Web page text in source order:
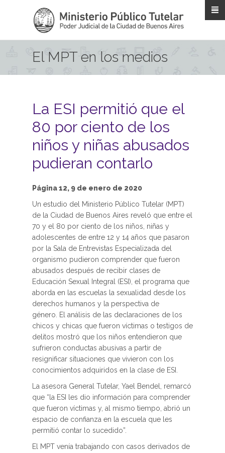
El MPT en los medios
La ESI permitió que el
80 por ciento de los
niños y niñas abusados
pudieran contarlo
Página 12, 9 de enero de 2020
Un estudio del Ministerio Público Tutelar (MPT)
de la Ciudad de Buenos Aires reveló que entre el
70 y el 80 por ciento de los niños, niñas y
adolescentes de entre 12 y 14 años que pasaron
por la Sala de Entrevistas Especializada del
organismo pudieron comprender que fueron
abusados después de recibir clases de
Educación Sexual Integral (ESI), el programa que
aborda en las escuelas la sexualidad desde los
derechos humanos y la perspectiva de
género. El análisis de las declaraciones de los
chicos y chicas que fueron víctimas o testigos de
delitos mostró que los niños entendieron que
sufrieron conductas abusivas a partir de
resignificar situaciones que vivieron con los
conocimientos adquiridos en la clase de ESI.
La asesora General Tutelar, Yael Bendel, remarcó
que “la ESI les dio información para comprender
que fueron víctimas y, al mismo tiempo, abrió un
espacio de confianza en la escuela que les
permitió contar lo sucedido”.
El MPT venía trabajando con casos derivados de